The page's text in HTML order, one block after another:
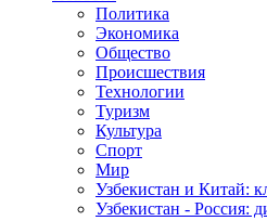
Политика
Экономика
Общество
Происшествия
Технологии
Туризм
Культура
Спорт
Мир
Узбекистан и Китай:
Узбекистан - Россия: